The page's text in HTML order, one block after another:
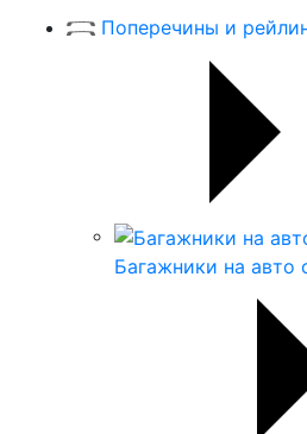
Поперечины и
Багажники на авто